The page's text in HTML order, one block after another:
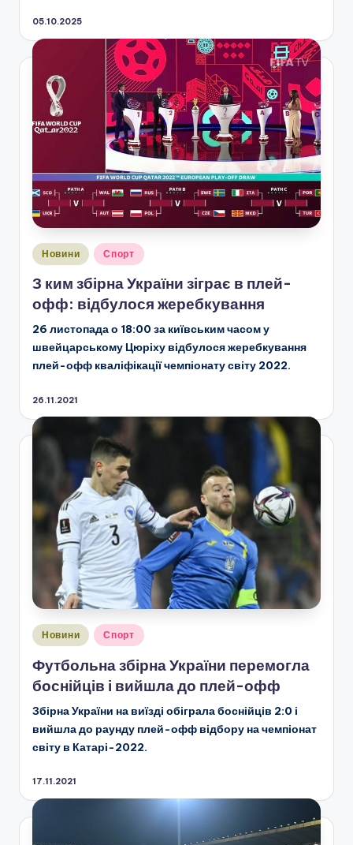
05.10.2025
Опубліковано
Новини Спорт
З ким збірна України зіграє в плей-
офф: відбулося жеребкування
26 листопада о 18:00 за київським часом у
швейцарському Цюріху відбулося жеребкування
плей-офф кваліфікації чемпіонату світу 2022.
26.11.2021
Опубліковано
Новини Спорт
Футбольна збірна України перемогла
боснійців і вийшла до плей-офф
Збірна України на виїзді обіграла боснійців 2:0 і
вийшла до раунду плей-офф відбору на чемпіонат
світу в Катарі-2022.
17.11.2021